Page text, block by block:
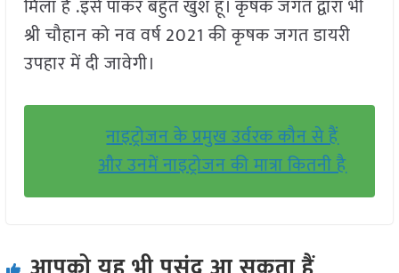
मिला है .इसे पाकर बहुत खुश हूँ। कृषक जगत द्वारा भी
श्री चौहान को नव वर्ष 2021 की कृषक जगत डायरी
उपहार में दी जावेगी।
नाइट्रोजन के प्रमुख उर्वरक कौन से हैं
और उनमें नाइट्रोजन की मात्रा कितनी है